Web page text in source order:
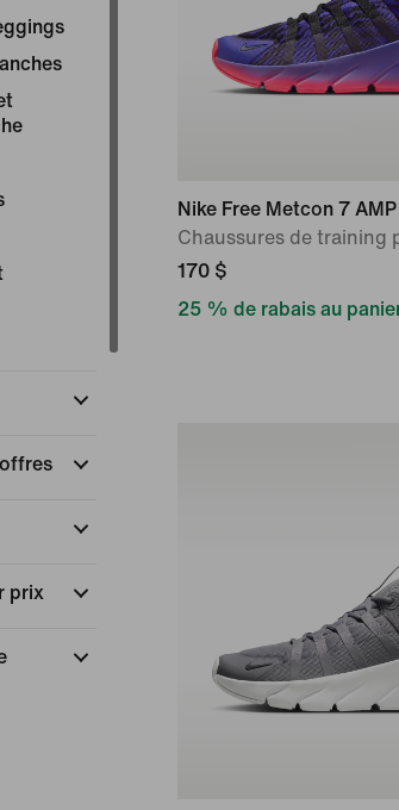
prix
Nike Free Metcon 7 AMP
Chaussures de training
170 $
25 % de rabais au